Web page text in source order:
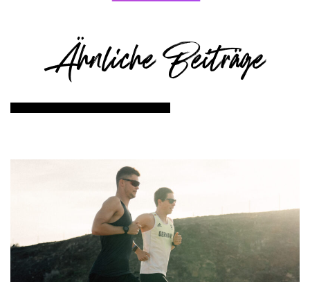
Ähnliche Beiträge